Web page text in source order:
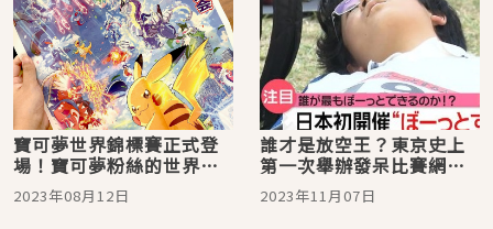
寶可夢世界錦標賽正式登
場！寶可夢粉絲的世界規
模慶典網民被萌翻
2023年08月12日
誰才是放空王？東京史上
第一次舉辦發呆比賽網民
全笑翻
2023年11月07日